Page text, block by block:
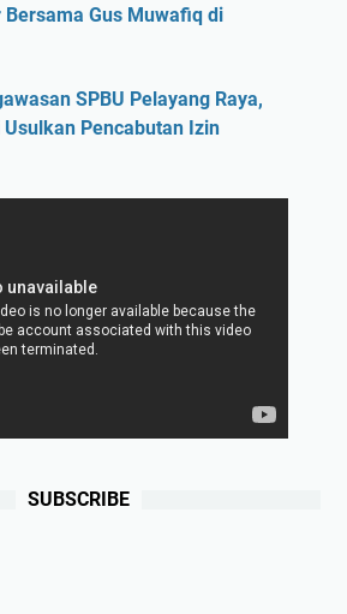
Gus Muwafiq di
SPBU Pelayang Raya,
Pencabutan Izin
SUBSCRIBE